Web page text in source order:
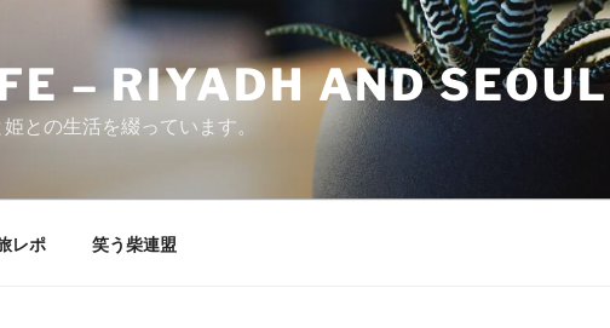
– RIYADH AND SEOUL
との生活を綴っています。
レポ 笑う柴連盟